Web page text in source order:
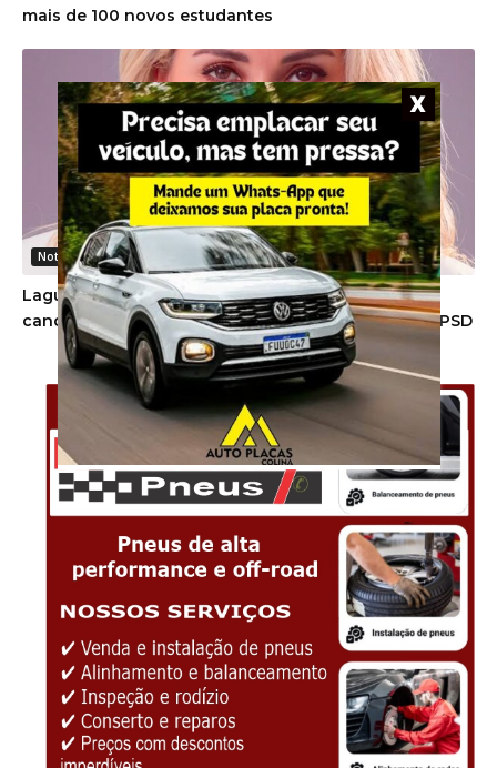
mais de 100 novos estudantes
Noticias Gerais
Lagunense Deise Daiana Xavier Cardoso tem
candidatura a deputada federal homologada pelo PSD
-Anúncio-